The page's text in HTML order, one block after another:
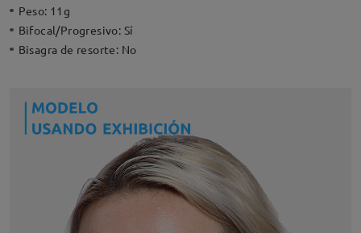
Peso: 11g
Bifocal/Progresivo: Sí
Bisagra de resorte: No